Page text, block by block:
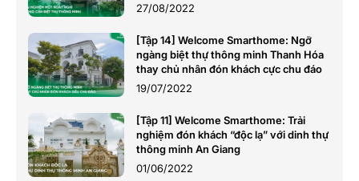
27/08/2022
[Tập 14] Welcome Smarthome: Ngỡ
ngàng biệt thự thông minh Thanh Hóa
thay chủ nhân đón khách cực chu đáo
19/07/2022
[Tập 11] Welcome Smarthome: Trải
nghiệm đón khách “độc lạ” với dinh thự
thông minh An Giang
01/06/2022